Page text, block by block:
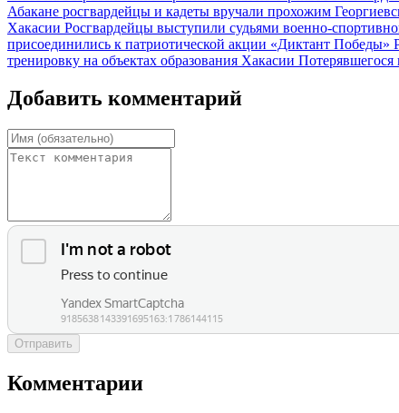
Абакане росгвардейцы и кадеты вручали прохожим
Хакасии Росгвардейцы выступили судьями военно-
присоединились к патриотической акции «Диктант Победы»
тренировку на объектах образования Хакасии Потерявшегося
Добавить комментарий
Отправить
Комментарии